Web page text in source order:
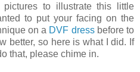
to illustrate this little
to put your facing on the
on a DVF dressbefore to
better, so here is what I did. If
that, please chime in.